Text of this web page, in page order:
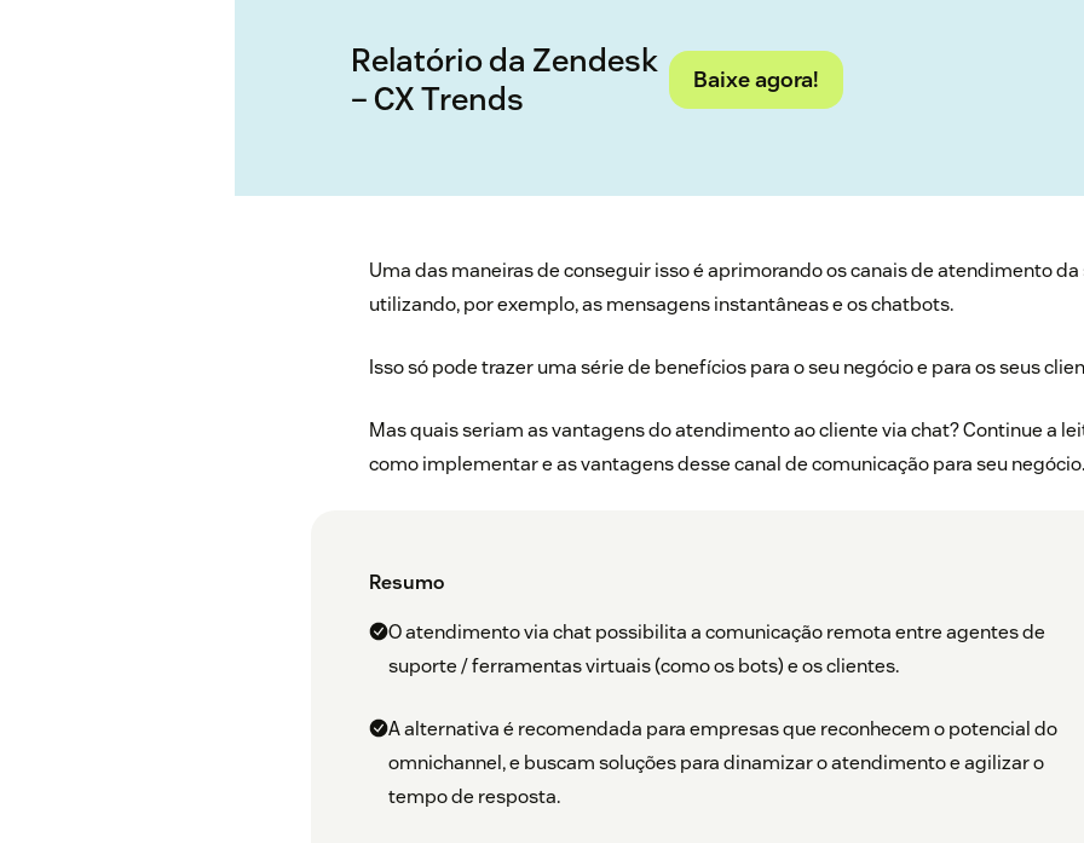
Relatório da Zendesk
– CX Trends
Baixe agora!
Uma das maneiras de conseguir isso é aprimorando os canais de atendimento
utilizando, por exemplo, as mensagens instantâneas e os chatbots.
Isso só pode trazer uma série de benefícios para o seu negócio e para os seus
Mas quais seriam as vantagens do atendimento ao cliente via chat? Continue a
como implementar e as vantagens desse canal de comunicação para seu negócio.
Resumo
O atendimento via chat possibilita a comunicação remota entre agentes de
suporte / ferramentas virtuais (como os bots) e os clientes.
A alternativa é recomendada para empresas que reconhecem o potencial do
omnichannel, e buscam soluções para dinamizar o atendimento e agilizar o
tempo de resposta.